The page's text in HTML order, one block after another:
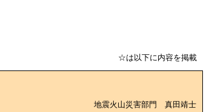
☆は以下に内容を掲載
地震火山災害部門 真田靖士